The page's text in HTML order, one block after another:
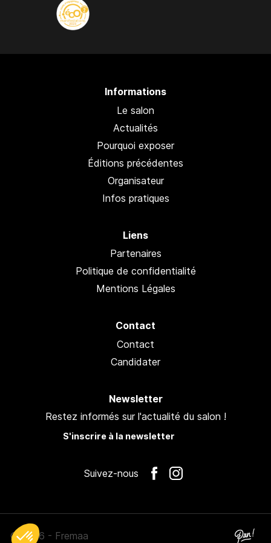
Informations
Le salon
Actualités
Pourquoi exposer
Éditions précédentes
Organisateur
Infos pratiques
Liens
Partenaires
Politique de confidentialité
Mentions Légales
Contact
Contact
Candidater
Newsletter
Restez informés sur l'actualité du salon !
S'inscrire à la newsletter
Suivez-nous
© 2026 - Fremaa